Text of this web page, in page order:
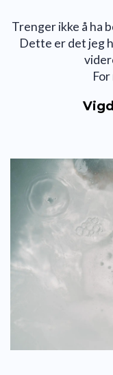
Trenger ikke å ha
Dette er det jeg